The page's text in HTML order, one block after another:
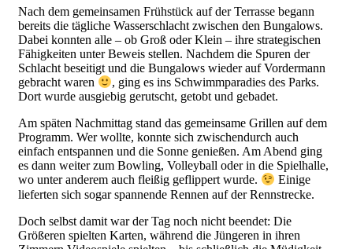
Nach dem gemeinsamen Frühstück auf der Terrasse begann
bereits die tägliche Wasserschlacht zwischen den Bungalows.
Dabei konnten alle – ob Groß oder Klein – ihre strategischen
Fähigkeiten unter Beweis stellen. Nachdem die Spuren der
Schlacht beseitigt und die Bungalows wieder auf Vordermann
gebracht waren
, ging es ins Schwimmparadies des Parks.
Dort wurde ausgiebig gerutscht, getobt und gebadet.
Am späten Nachmittag stand das gemeinsame Grillen auf dem
Programm. Wer wollte, konnte sich zwischendurch auch
einfach entspannen und die Sonne genießen. Am Abend ging
es dann weiter zum Bowling, Volleyball oder in die Spielhalle,
wo unter anderem auch fleißig geflippert wurde.
Einige
lieferten sich sogar spannende Rennen auf der Rennstrecke.
Doch selbst damit war der Tag noch nicht beendet: Die
Größeren spielten Karten, während die Jüngeren in ihren